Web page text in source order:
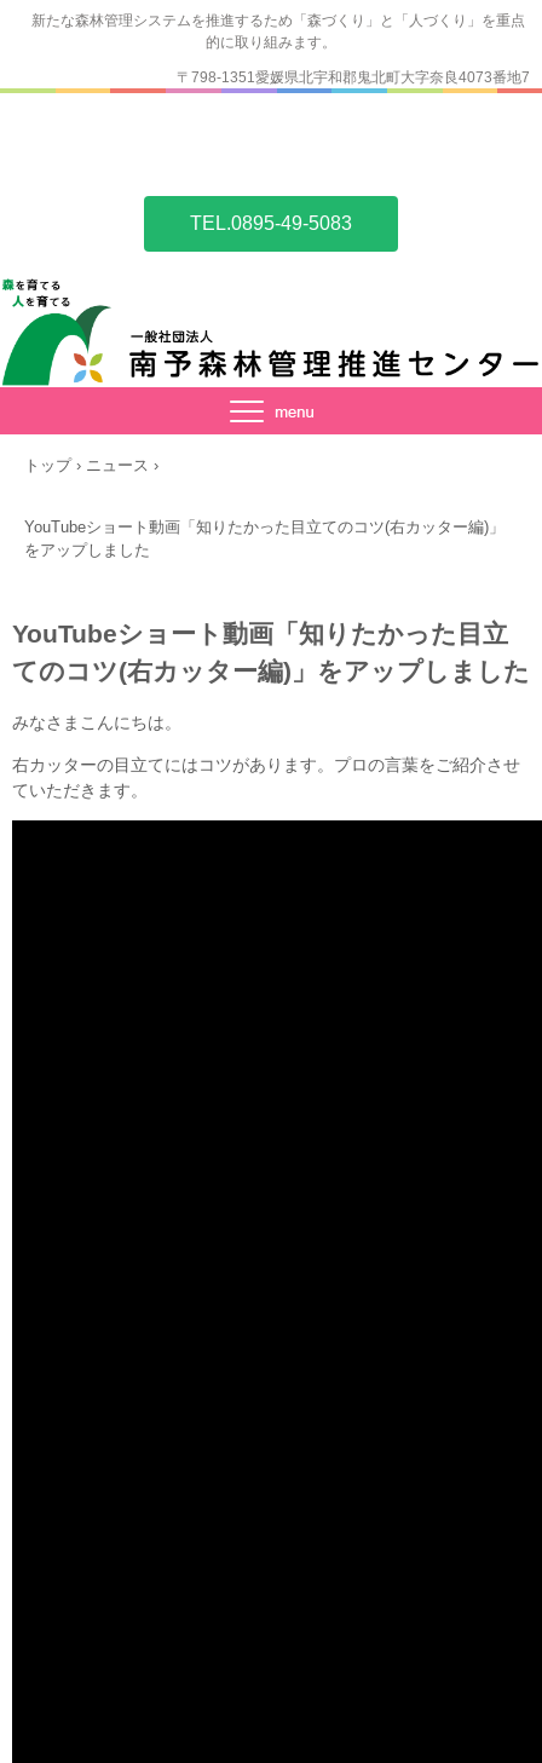
新たな森林管理システムを推進するため「森づくり」と「人づくり」を重点
的に取り組みます。
TEL.0895-49-5083
〒798-1351愛媛県北宇和郡鬼北町大字奈良4073番地7
トップ › ニュース ›
YouTubeショート動画「知りたかった目立てのコツ(右カッター編)」
をアップしました
YouTubeショート動画「知りたかった目立
てのコツ(右カッター編)」をアップしました
みなさまこんにちは。
右カッターの目立てにはコツがあります。プロの言葉をご紹介させ
ていただきます。